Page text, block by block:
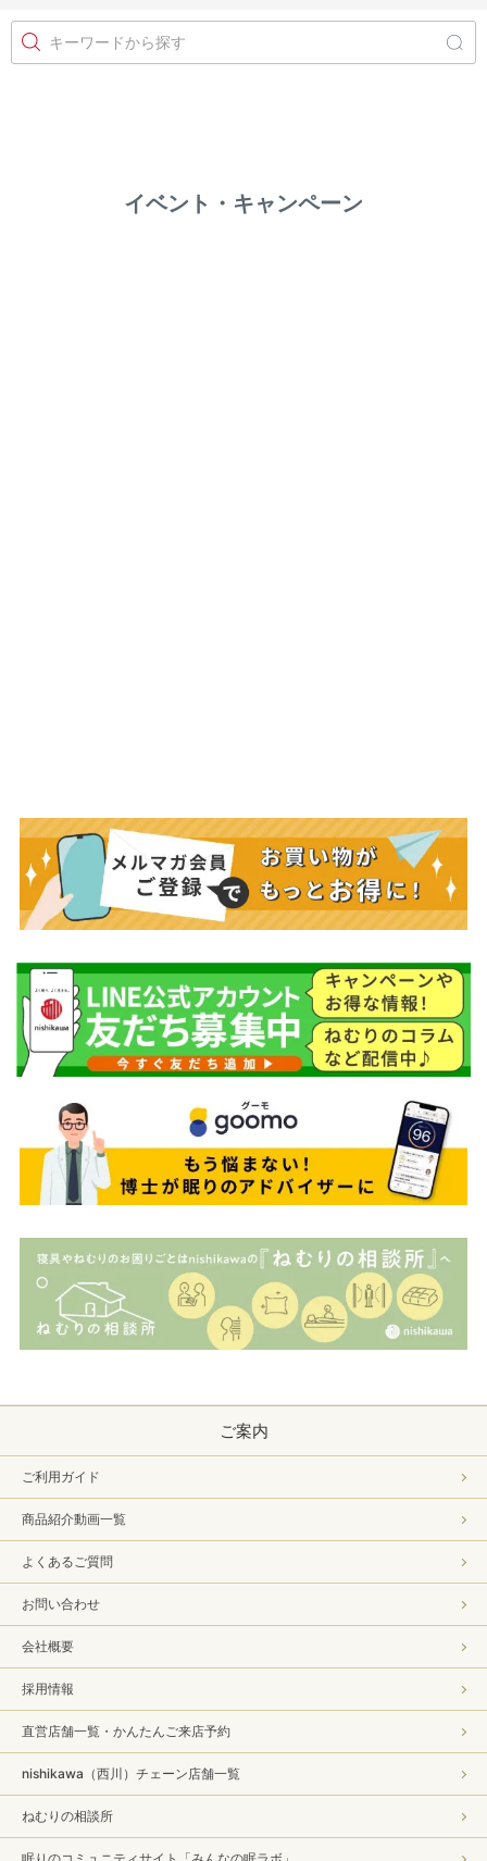
キーワードから探す
イベント・キャンペーン
ご案内
ご利用ガイド
商品紹介動画一覧
よくあるご質問
お問い合わせ
会社概要
採用情報
直営店舗一覧・かんたんご来店予約
nishikawa（西川）チェーン店舗一覧
ねむりの相談所